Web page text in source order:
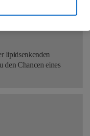
lipidsenkenden
Chancen eines